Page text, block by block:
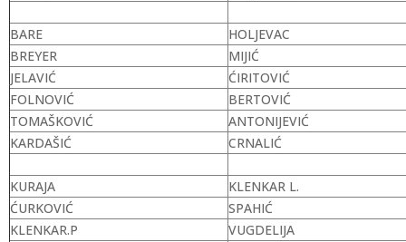
BARE
HOLJEVAC
BREYER
MIJIĆ
JELAVIĆ
ĆIRITOVIĆ
FOLNOVIĆ
BERTOVIĆ
TOMAŠKOVIĆ
ANTONIJEVIĆ
KARDAŠIĆ
CRNALIĆ
KURAJA
KLENKAR L.
ĆURKOVIĆ
SPAHIĆ
KLENKAR.P
VUGDELIJA